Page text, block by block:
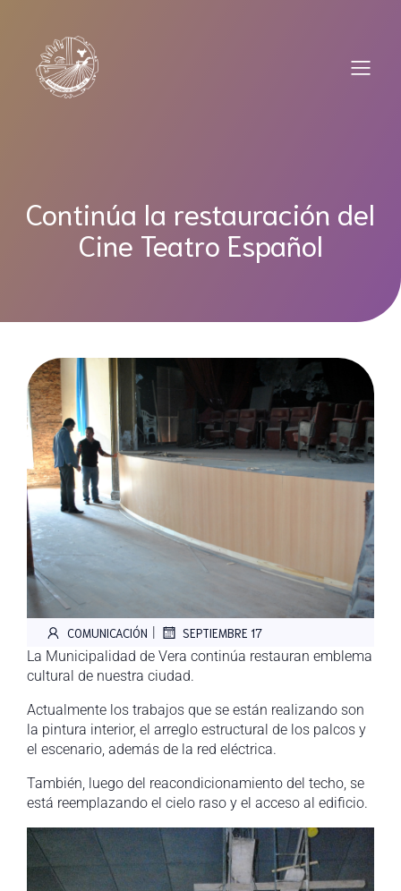
contenido
Continúa la restauración del
Cine Teatro Español
COMUNICACIÓN | SEPTIEMBRE 17
La Municipalidad de Vera continúa restauran emblema
cultural de nuestra ciudad.
Actualmente los trabajos que se están realizando son
la pintura interior, el arreglo estructural de los palcos y
el escenario, además de la red eléctrica.
También, luego del reacondicionamiento del techo, se
está reemplazando el cielo raso y el acceso al edificio.